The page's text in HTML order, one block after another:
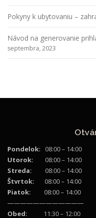
Pokyny k ubytovaniu –
Návod na generovanie
septembra, 2023
Pondelok: 08:00 – 14:00
Utorok: 08:00 – 14:00
Streda: 08:00 – 14:00
Štvrtok: 08:00 – 14:00
Piatok: 08:00 – 14:00
————————————
Obed: 11:30 – 12:00